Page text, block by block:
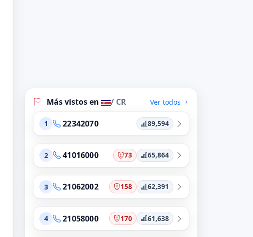
Más vistos en / CR Ver todos
1 22342070 89,594
2 41016000 73 65,864
3 21062002 158 62,391
4 21058000 170 61,638